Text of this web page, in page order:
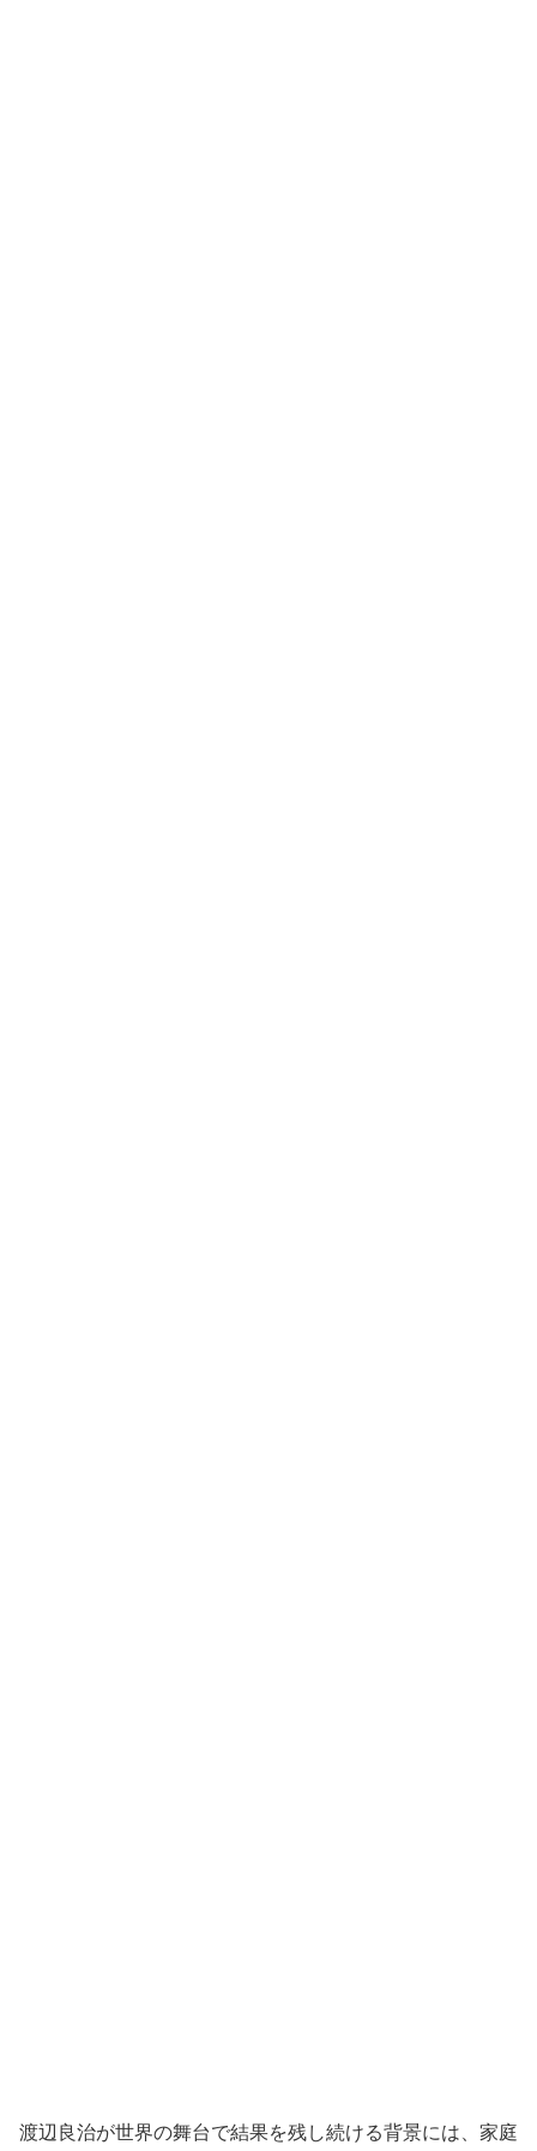
渡辺良治が世界の舞台で結果を残し続ける背景には、家庭